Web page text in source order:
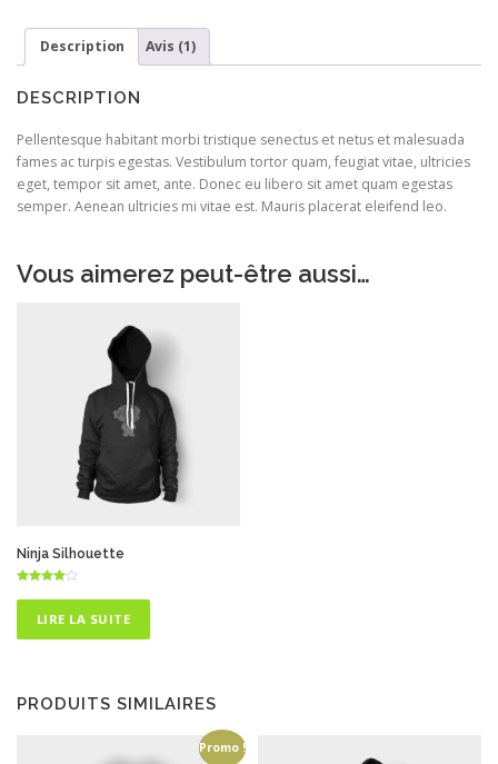
Description Avis (1)
DESCRIPTION
Pellentesque habitant morbi tristique senectus et netus et malesuada
fames ac turpis egestas. Vestibulum tortor quam, feugiat vitae, ultricies
eget, tempor sit amet, ante. Donec eu libero sit amet quam egestas
semper. Aenean ultricies mi vitae est. Mauris placerat eleifend leo.
Vous aimerez peut-être aussi…
Ninja Silhouette
4.75
sur 5LIRE LA SUITE
PRODUITS SIMILAIRES
Promo !